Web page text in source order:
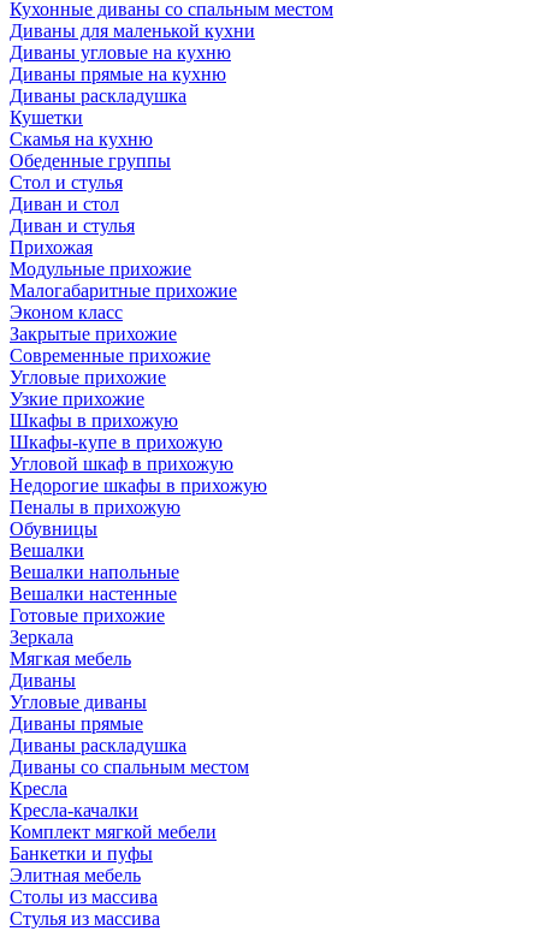
Кухонные диваны со спальным местом
Диваны для маленькой кухни
Диваны угловые на кухню
Диваны прямые на кухню
Диваны раскладушка
Кушетки
Скамья на кухню
Обеденные группы
Стол и стулья
Диван и стол
Диван и стулья
Прихожая
Модульные прихожие
Малогабаритные прихожие
Эконом класс
Закрытые прихожие
Современные прихожие
Угловые прихожие
Узкие прихожие
Шкафы в прихожую
Шкафы-купе в прихожую
Угловой шкаф в прихожую
Недорогие шкафы в прихожую
Пеналы в прихожую
Обувницы
Вешалки
Вешалки напольные
Вешалки настенные
Готовые прихожие
Зеркала
Мягкая мебель
Диваны
Угловые диваны
Диваны прямые
Диваны раскладушка
Диваны со спальным местом
Кресла
Кресла-качалки
Комплект мягкой мебели
Банкетки и пуфы
Элитная мебель
Столы из массива
Стулья из массива